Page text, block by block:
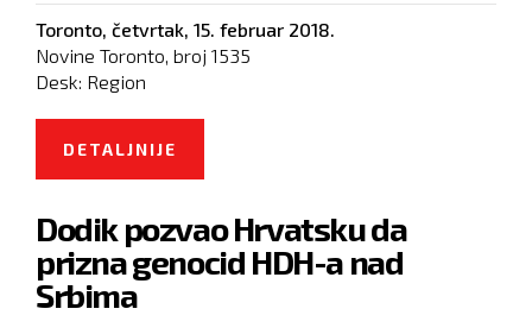
Toronto, četvrtak, 15. februar 2018.
Novine Toronto, broj 1535
Desk: Region
DETALJNIJE
VODOINSTALATERA
Dodik pozvao Hrvatsku da
prizna genocid HDH-a nad
Srbima